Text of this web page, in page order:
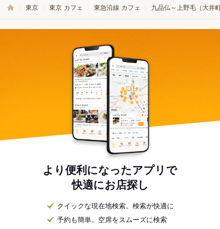
東京 東京 カフェ 東急沿線 カフェ 九品仏～上野毛（大井
より便利になったアプリで
快適にお店探し
クイックな現在地検索。検索が快適に
予約も簡単。空席をスムーズに検索